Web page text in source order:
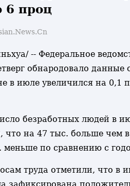
6 проц
-- Федеральное
обнародовало данные
в июле увеличился на 0,1
безработных людей в
что на 47 тыс. больше чем
меньше по сравнению с
труда отметили, что в